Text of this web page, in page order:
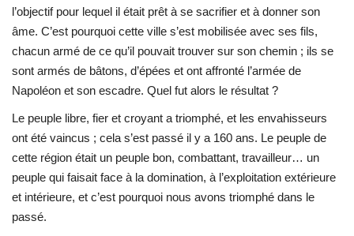
l’objectif pour lequel il était prêt à se sacrifier et à donner son
âme. C’est pourquoi cette ville s’est mobilisée avec ses fils,
chacun armé de ce qu’il pouvait trouver sur son chemin ; ils se
sont armés de bâtons, d’épées et ont affronté l’armée de
Napoléon et son escadre. Quel fut alors le résultat ?
Le peuple libre, fier et croyant a triomphé, et les envahisseurs
ont été vaincus ; cela s’est passé il y a 160 ans. Le peuple de
cette région était un peuple bon, combattant, travailleur… un
peuple qui faisait face à la domination, à l’exploitation extérieure
et intérieure, et c’est pourquoi nous avons triomphé dans le
passé.